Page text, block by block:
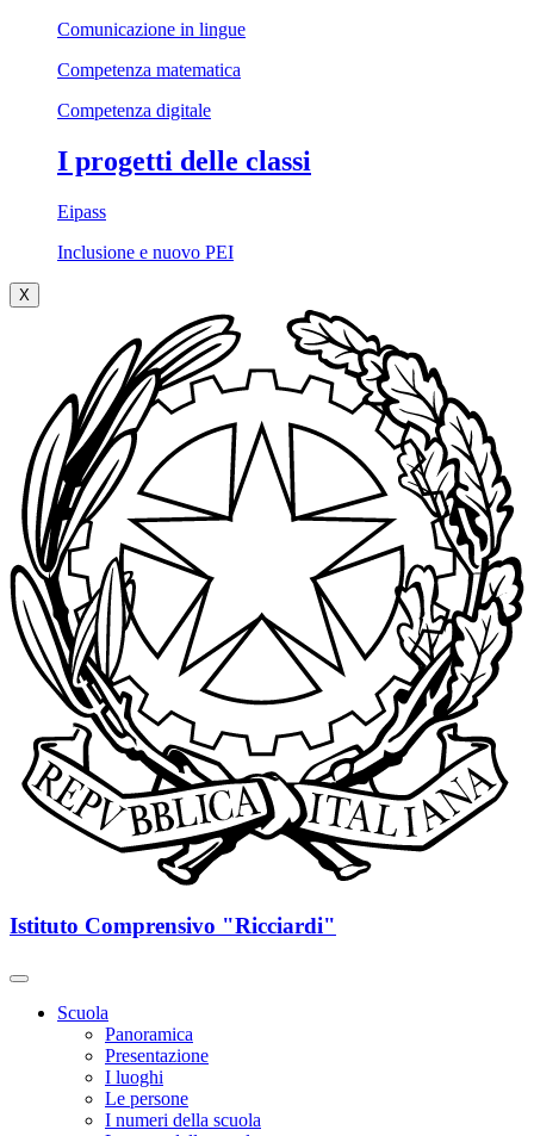
Comunicazione in lingue
Competenza matematica
Competenza digitale
I progetti delle classi
Eipass
Inclusione e nuovo PEI
X
Istituto Comprensivo "Ricciardi"
Scuola
Panoramica
Presentazione
I luoghi
Le persone
I numeri della scuola